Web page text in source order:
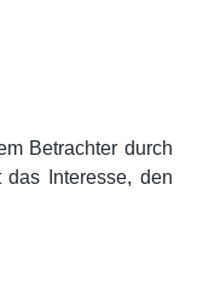
Betrachter durch
Interesse, den